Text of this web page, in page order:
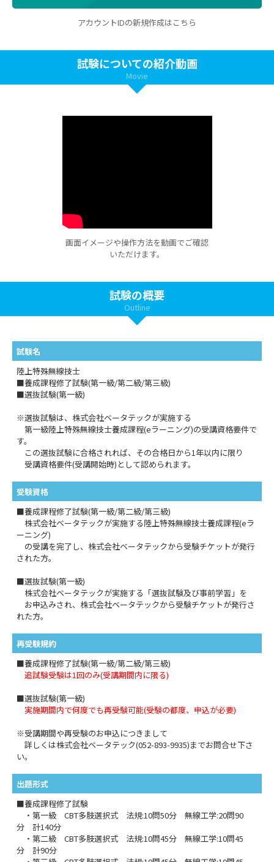
アカウントIDの新規作成はこちら
試験についての紹介動画
Movie
画面イメージや操作方法を動画でご確認
いただけます。
試験の概要
Outline
試験名
陸上特殊無線技士
■養成課程修了試験(第一級/第二級/第三級)
■選抜試験(第一級)
※選抜試験は、株式会社ベータテックが実施する
第一級陸上特殊無線技士養成課程(eラーニング)の受講資格要件で
す。
この選抜試験に合格されれば、その合格日から1年以内に限り
受講資格要件(受講開始時)として認められます。
受験資格
■養成課程修了試験(第一級/第二級/第三級)
株式会社ベータテックが実施する陸上特殊無線技士養成課程(eラ
ーニング)
の受講を完了し、株式会社ベータテックから受験チケットが発行
された方。
■選抜試験(第一級)
株式会社ベータテックが実施する「選抜試験及び事前学習」を
お申込みされ、株式会社ベータテックから受験チケットが発行さ
れた方。
再受験規約
■養成課程修了試験(第一級/第二級/第三級)
追試験受験は1回のみ(受講期間内に限る)
■選抜試験(第一級)
実施期間内で何度でも再受験可能(受験の都度、申込が必要)
※受講期間や再受験のお申込につきまして
詳しくは株式会社ベータテック(052-893-9935)までお問合せ下さ
い。
出題形式
■養成課程修了試験
・第一級 CBT多肢選択式 法規:10問50分 無線工学:20問90
分 計140分
・第二級 CBT多肢選択式 法規:10問45分 無線工学:10問45
分 計90分